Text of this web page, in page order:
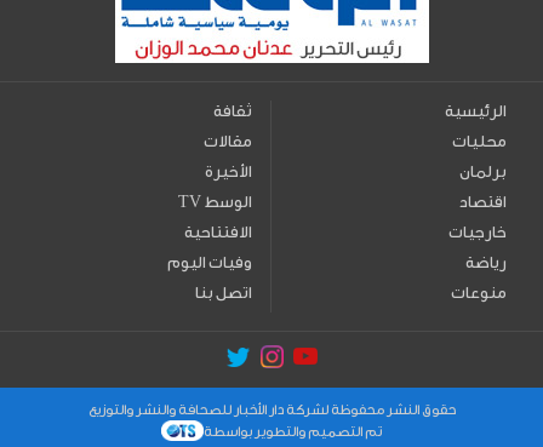
الرئيسية
محليات
برلمان
اقتصاد
خارجيات
رياضة
منوعات
ثقافة
مقالات
الأخيرة
TV الوسط
الافتتاحية
وفيات اليوم
اتصل بنا
حقوق النشر محفوظة لشركة دار الأخبار للصحافة والنشر والتوزيع
تم التصميم والتطوير بواسطة